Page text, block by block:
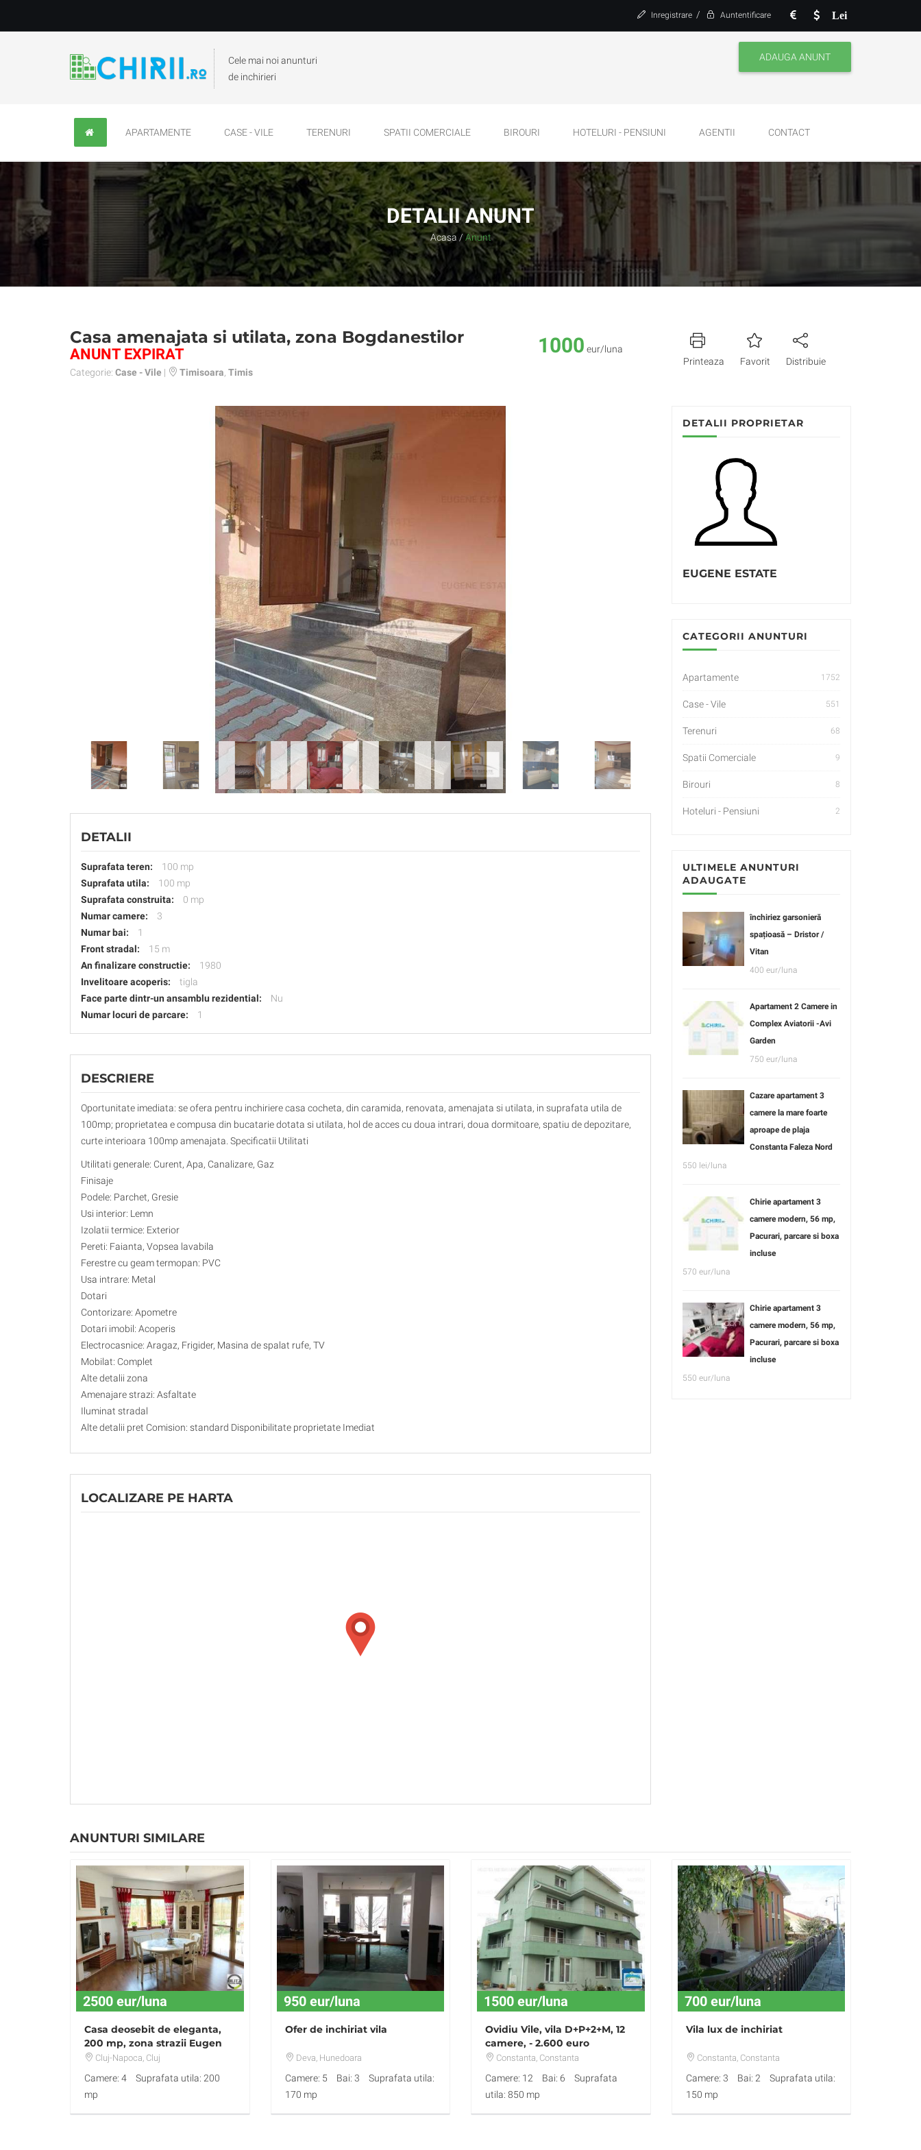
Lei
Inregistrare / Auntentificare
Cele mai noi anunturi
de inchirieri
ADAUGA ANUNT
APARTAMENTE CASE - VILE TERENURI SPATII COMERCIALE BIROURI HOTELURI - PENSIUNI AGENTII CONTACT
DETALII ANUNT
Acasa / Anunt
Casa amenajata si utilata, zona Bogdanestilor
ANUNT EXPIRAT
Categorie: Case - Vile | Timisoara Timis
1000 eur/luna
Printeaza
Favorit Distribuie
DETALII
Suprafata teren:
100 mp
Suprafata utila:
100 mp
Suprafata construita:
0 mp
Numar camere:
3
Numar bai:
1
Front stradal:
15 m
An finalizare constructie:
1980
Invelitoare acoperis:
tigla
Face parte dintr-un ansamblu rezidential:
Nu
Numar locuri de parcare:
1
DESCRIERE
Oportunitate imediata: se ofera pentru inchiriere casa cocheta, din caramida, renovata, amenajata si utilata, in suprafata utila de
100mp; proprietatea e compusa din bucatarie dotata si utilata, hol de acces cu doua intrari, doua dormitoare, spatiu de depozitare,
curte interioara 100mp amenajata. Specificatii Utilitati
Utilitati generale: Curent, Apa, Canalizare, Gaz
Finisaje
Podele: Parchet, Gresie
Usi interior: Lemn
Izolatii termice: Exterior
Pereti: Faianta, Vopsea lavabila
Ferestre cu geam termopan: PVC
Usa intrare: Metal
Dotari
Contorizare: Apometre
Dotari imobil: Acoperis
Electrocasnice: Aragaz, Frigider, Masina de spalat rufe, TV
Mobilat: Complet
Alte detalii zona
Amenajare strazi: Asfaltate
Iluminat stradal
Alte detalii pret Comision: standard Disponibilitate proprietate Imediat
LOCALIZARE PE HARTA
DETALII PROPRIETAR
EUGENE ESTATE
CATEGORII ANUNTURI
Apartamente 1752
Case - Vile 551
Terenuri 68
Spatii Comerciale 9
Birouri 8
Hoteluri - Pensiuni 2
ULTIMELE ANUNTURI
ADAUGATE
închiriez garsonieră
spațioasă – Dristor /
Vitan
400 eur/luna
Apartament 2 Camere in
Complex Aviatorii -Avi
Garden
750 eur/luna
Cazare apartament 3
camere la mare foarte
aproape de plaja
Constanta Faleza Nord
550 lei/luna
Chirie apartament 3
camere modern, 56 mp,
Pacurari, parcare si boxa
incluse
570 eur/luna
Chirie apartament 3
camere modern, 56 mp,
Pacurari, parcare si boxa
incluse
550 eur/luna
ANUNTURI SIMILARE
2500 eur/luna
Casa deosebit de eleganta,
200 mp, zona strazii Eugen
Ionesco
Cluj-Napoca, Cluj
Camere: 4
Suprafata utila: 200
mp
950 eur/luna
Ofer de inchiriat vila
Deva, Hunedoara
Camere: 5 Bai: 3
Suprafata utila:
170 mp
1500 eur/luna
Ovidiu Vile, vila D+P+2+M, 12
camere, - 2.600 euro
Constanta, Constanta
Camere: 12 Bai: 6
Suprafata
utila: 850 mp
700 eur/luna
Vila lux de inchiriat
Constanta, Constanta
Camere: 3 Bai: 2
Suprafata utila:
150 mp